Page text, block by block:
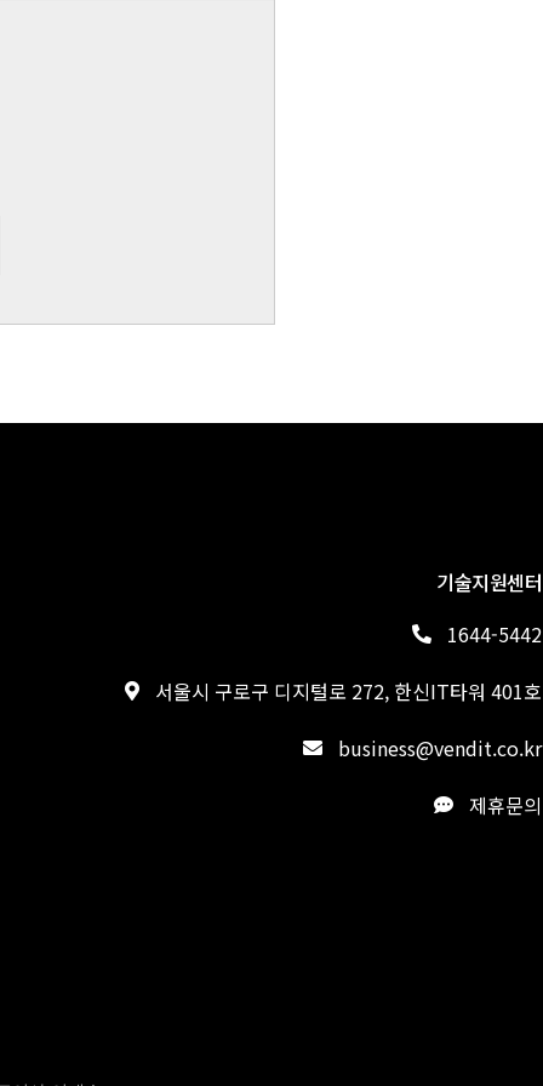
기술지원센터
1644-5442
서울시 구로구 디지털로 272, 한신IT타워 401호
business@vendit.co.kr
제휴문의